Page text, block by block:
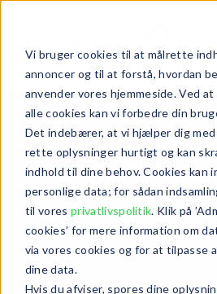
Vi bruger cookies til at målrette
annoncer og til at forstå, hvordan
anvender vores hjemmeside. Ved
alle cookies kan vi forbedre din
Det indebærer, at vi hjælper dig
rette oplysninger hurtigt og kan
indhold til dine behov. Cookies kan
personlige data; for sådan
til vores privatlivspolitik. Klik på
cookies’ for mere information om
via vores cookies og for at tilpasse
dine data.
Hvis du afviser, spores dine
Den offentlige
Gør den offentlige
grøn. Med Technology
vi bedre rammer for grønne
klogere på hvordan her.